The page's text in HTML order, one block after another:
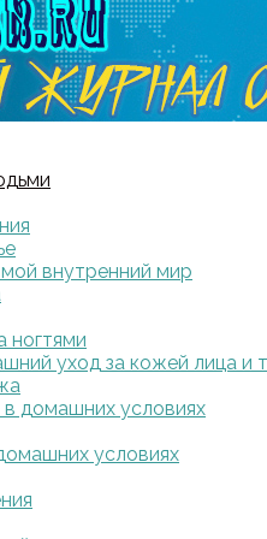
внутренний мир
ногтями
уход за кожей лица и
домашних условиях
условиях